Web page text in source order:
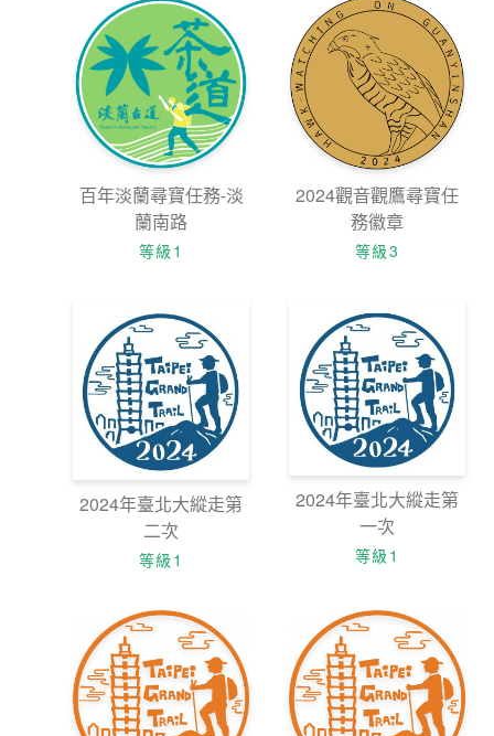
百年淡蘭尋寶任務-淡
蘭南路
等級1
2024觀音觀鷹尋寶任
務徽章
等級3
2024年臺北大縱走第
二次
等級1
2024年臺北大縱走第
一次
等級1